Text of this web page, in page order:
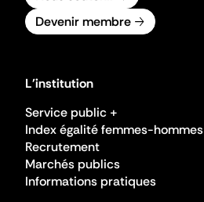
Devenir membre
L'institution
Service public +
Index égalité femmes-hommes
Recrutement
Marchés publics
Informations pratiques